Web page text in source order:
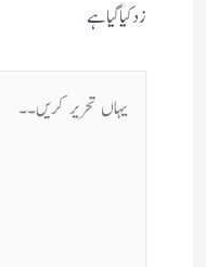
زد کیا گیا ہے
یہاں
تحریر